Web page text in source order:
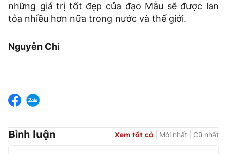
những giá trị tốt đẹp của đạo Mẫu sẽ được lan
tỏa nhiều hơn nữa trong nước và thế giới.
Nguyễn Chi
Bình luận Xem tất cả Mới nhất Cũ nhất